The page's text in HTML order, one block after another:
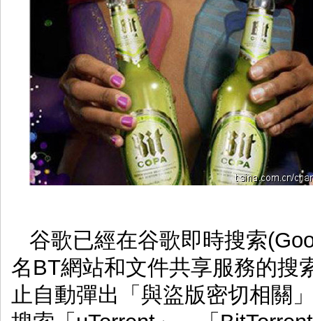
谷歌已經在谷歌即時搜索
名BT網站和文件共享服務的搜
止自動彈出「與盜版密切相關